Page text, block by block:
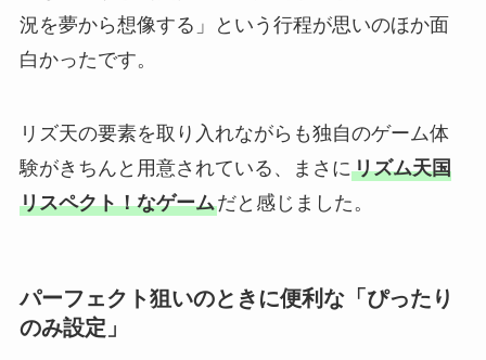
況を夢から想像する」という行程が思いのほか面
白かったです。
リズ天の要素を取り入れながらも独自のゲーム体
験がきちんと用意されている、まさにリズム天国
リスペクト！なゲームだと感じました。
パーフェクト狙いのときに便利な「ぴったり
のみ設定」